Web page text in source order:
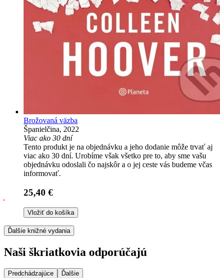
Brožovaná väzba
Španielčina, 2022
Viac ako 30 dní
Tento produkt je na objednávku a jeho dodanie môže trvať aj
viac ako 30 dní. Urobíme však všetko pre to, aby sme vašu
objednávku odoslali čo najskôr a o jej ceste vás budeme včas
informovať.
25,40 €
Vložiť do košíka
Ďalšie knižné vydania
Naši škriatkovia odporúčajú
Predchádzajúce Ďalšie